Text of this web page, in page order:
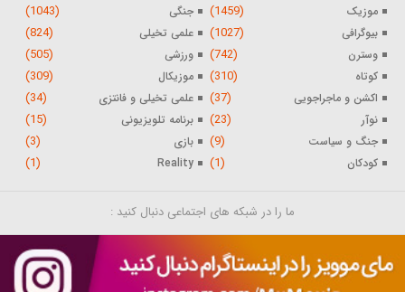
موزیک (1459) جنگی (1043)
بیوگرافی (1027) علمی تخیلی (824)
وسترن (742) ورزشی (505)
کوتاه (310) موزیکال (309)
اکشن و ماجراجویی (37) علمی تخیلی و فانتزی (34)
نوآر (23) برنامه تلویزیونی (15)
جنگ و سیاست (9) بازی (3)
کودکان (1)
Reality
(1)
ما را در شبکه های اجتماعی دنبال کنید :